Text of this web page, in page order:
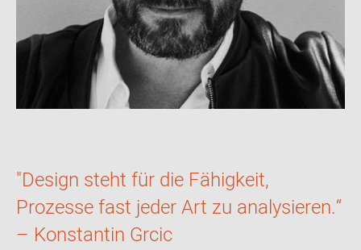
"Design steht für die Fähigkeit,
Prozesse fast jeder Art zu analysieren.“
– Konstantin Grcic